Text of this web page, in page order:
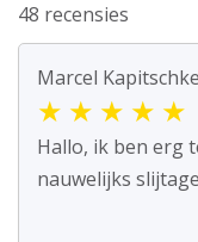
48 recensies
Marcel
★ ★ ★ ★ ★
Hallo, ik ben erg
nauwelijks